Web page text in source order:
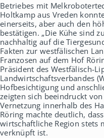
Betriebes mit
Holtkamp aus Vreden
einerseits, aber auch den
bestätigen. „Die Kühe sind
nachhaltig auf die
Fakten zur westfälischen
Franzosen auf dem Hof
Präsident des Westfälisch-
Landwirtschaftsverbandes
Hofbesichtigung und
zeigten sich beeindruckt
Vernetzung innerhalb des
Röring machte deutlich,
wirtschaftliche Region stets
verknüpft ist.